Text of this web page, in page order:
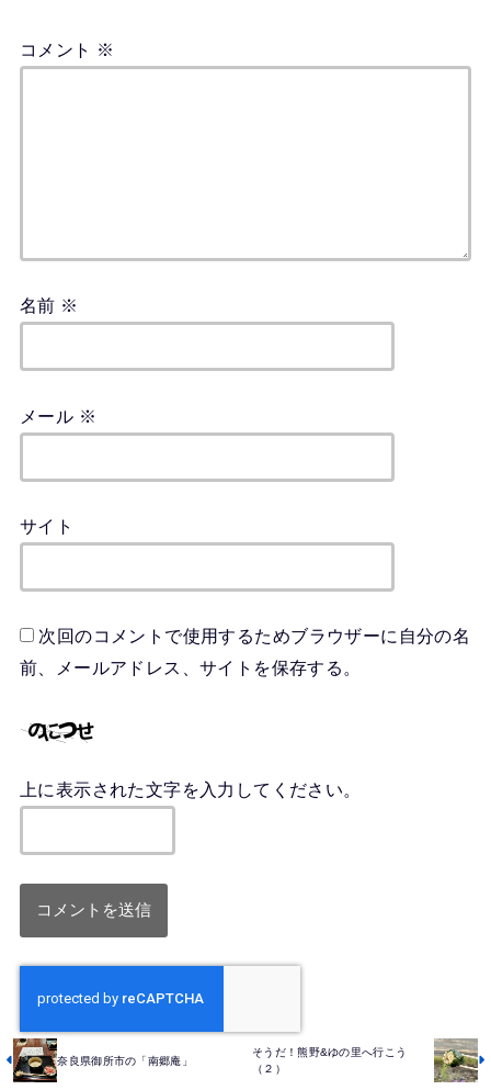
コメント ※
名前 ※
メール ※
サイト
次回のコメントで使用するためブラウザーに自分の名
前、メールアドレス、サイトを保存する。
上に表示された文字を入力してください。
奈良県御所市の「南郷庵」
そうだ！熊野&ゆの里へ行こう
（２）